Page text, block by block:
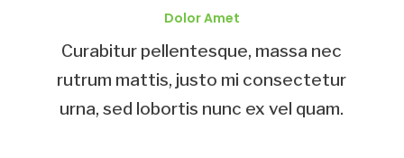
Dolor Amet
Curabitur pellentesque, massa nec
rutrum mattis, justo mi consectetur
urna, sed lobortis nunc ex vel quam.